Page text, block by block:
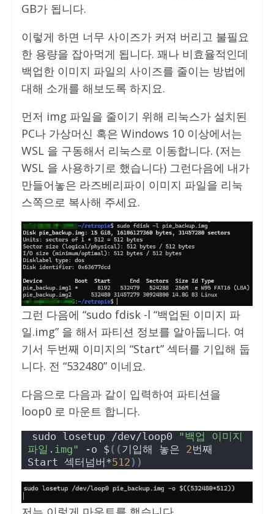
GB가 됩니다.
이렇게 하면 너무 사이즈가 커져 버리고 불필요
한 용량을 잡아먹게 됩니다. 꽤나 비효율적인데
백업한 이미지 파일의 사이즈를 줄이는 방법에
대해 소개를 해보도록 하지요.
먼저 img 파일을 줄이기 위해 리눅스가 설치된
PC나 가상머신 혹은 Windows 10 이상에서는
WSL 을 구동해서 리눅스로 이동합니다. (저는
WSL 을 사용하기로 했습니다) 그런다음에 내가
만들어놓은 라즈베리파이 이미지 파일을 리눅
스쪽으로 복사해 주세요.
그런 다음에 “sudo fdisk -l “백업된 이미지 파
일.img” 을 해서 파티션 정보를 알아둡니다. 여
기서 두번째 이미지의 “Start” 섹터를 기입해 둡
니다. 전 “532480” 이네요.
다음으로 다음과 같이 입력하여 파티션을
loop0 로 마운트 합니다.
sudo losetup /dev/loop0
"백업 이미지
파일.img" -o $((기입해 놓은 2번째
Start 섹터넘버*512 ))